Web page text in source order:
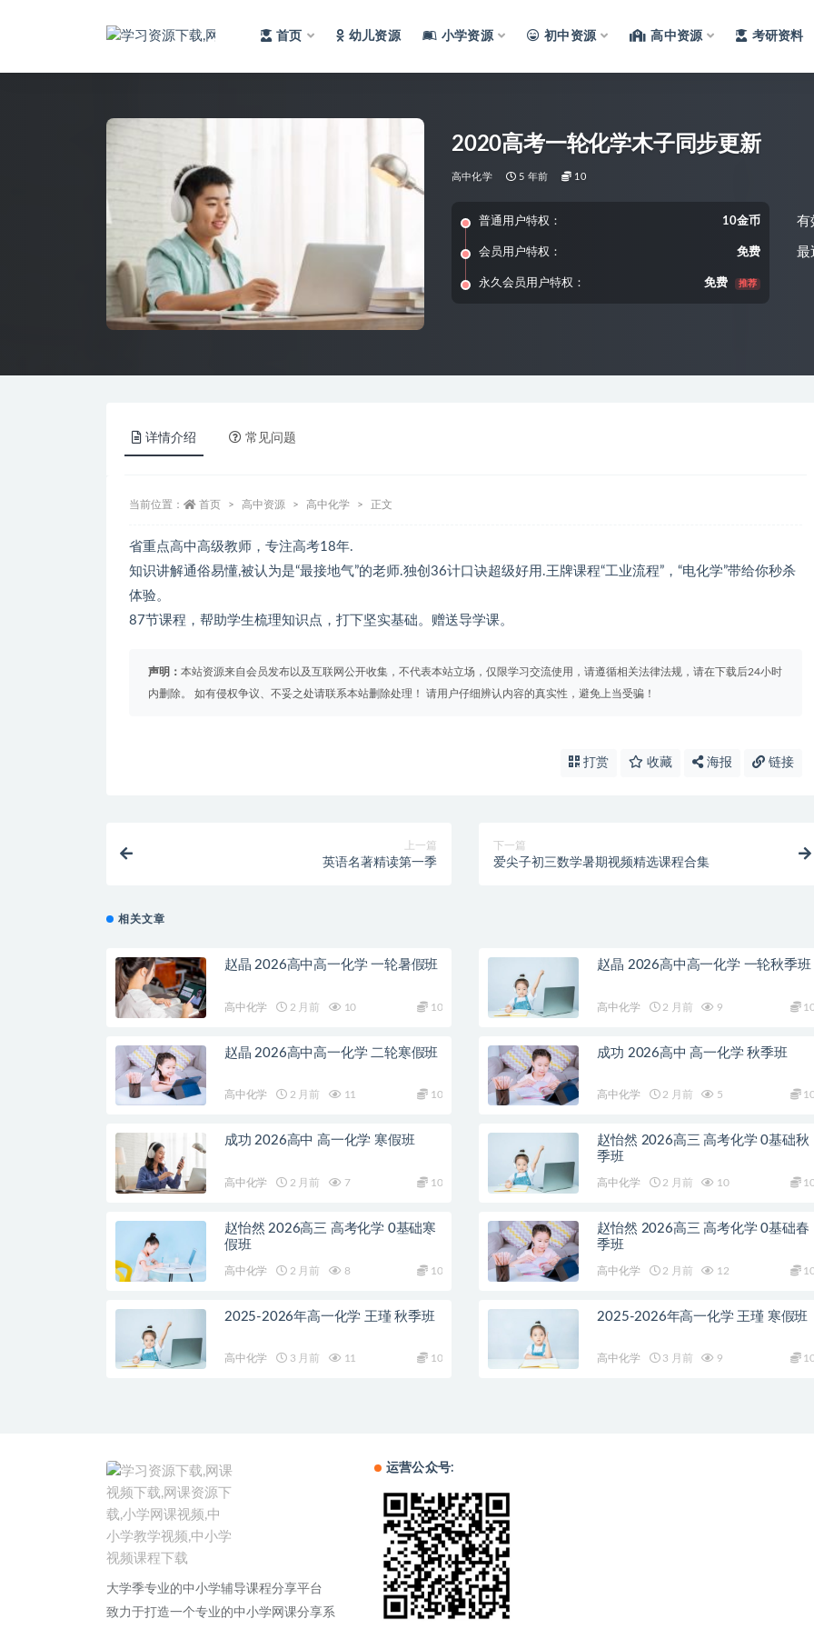
首页 幼儿资源 小学资源 初中资源 高中资源 考研资料
2020高考一轮化学木子同步更新
高中化学 5 年前 10
普通用户特权： 10金币
会员用户特权： 免费
永久会员用户特权： 免费 推荐
有
最
详情介绍 常见问题
当前位置： 首页 高中资源 高中化学 正文
省重点高中高级教师，专注高考18年.
知识讲解通俗易懂,被认为是“最接地气”的老师.独创36计口诀超级好用.王牌课程“工业流程”，“电化学”带给你秒杀
体验。
87节课程，帮助学生梳理知识点，打下坚实基础。赠送导学课。
声明： 本站资源来自会员发布以及互联网公开收集，不代表本站立场，仅限学习交流使用，请遵循相关法律法规，请在下载后24小时
内删除。 如有侵权争议、不妥之处请联系本站删除处理！ 请用户仔细辨认内容的真实性，避免上当受骗！
打赏 收藏 海报 链接
上一篇
英语名著精读第一季
下一篇
爱尖子初三数学暑期视频精选课程合集
相关文章
赵晶 2026高中高一化学 一轮暑假班
高中化学 2 月前 10 10
赵晶 2026高中高一化学 一轮秋季班
高中化学 2 月前 9
赵晶 2026高中高一化学 二轮寒假班
高中化学 2 月前 11 10
成功 2026高中 高一化学 秋季班
高中化学 2 月前 5
成功 2026高中 高一化学 寒假班
高中化学 2 月前 7 10
赵怡然 2026高三 高考化学 0基础秋
季班
高中化学 2 月前 10
赵怡然 2026高三 高考化学 0基础寒
假班
高中化学 2 月前 8 10
赵怡然 2026高三 高考化学 0基础春
季班
高中化学 2 月前 12
2025-2026年高一化学 王瑾 秋季班
高中化学 3 月前 11 10
2025-2026年高一化学 王瑾 寒假班
高中化学 3 月前 9
大学季专业的中小学辅导课程分享平台
致力于打造一个专业的中小学网课分享系
运营公众号: